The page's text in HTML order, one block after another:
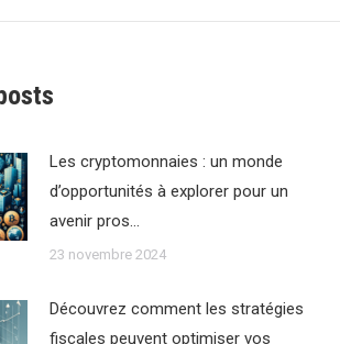
Les cryptomonnaies : un monde
d’opportunités à explorer pour un
avenir pros…
23 novembre 2024
Découvrez comment les stratégies
fiscales peuvent optimiser vos